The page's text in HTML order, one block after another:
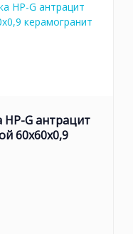
HP-G антрацит
60x60x0,9